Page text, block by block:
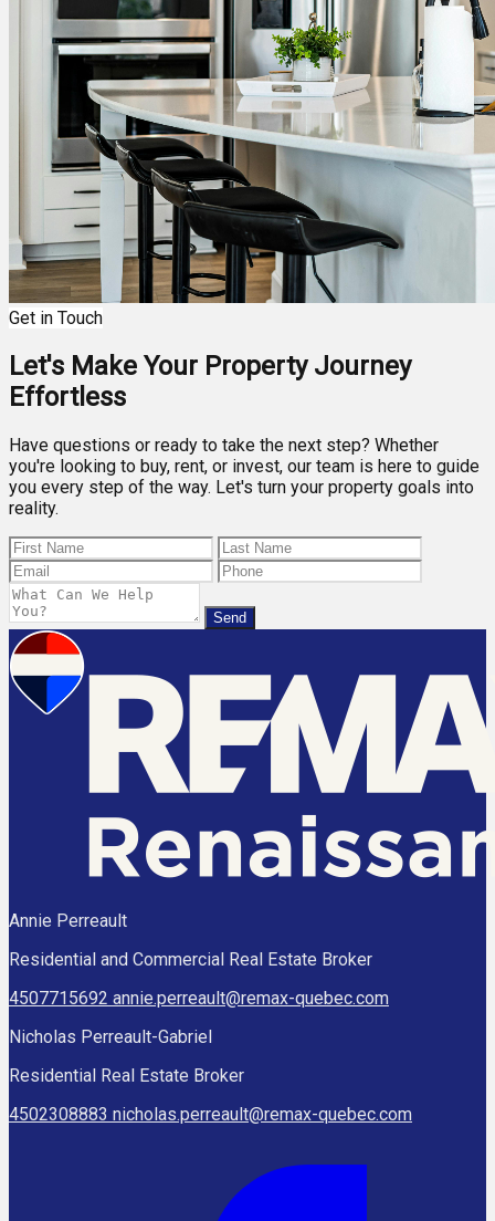
Get in Touch
Let's Make Your Property Journey
Effortless
Have questions or ready to take the next step? Whether
you're looking to buy, rent, or invest, our team is here to guide
you every step of the way. Let's turn your property goals into
reality.
Send
Annie Perreault
Residential and Commercial Real Estate Broker
4507715692 annie.perreault@remax-quebec.com
Nicholas Perreault-Gabriel
Residential Real Estate Broker
4502308883 nicholas.perreault@remax-quebec.com